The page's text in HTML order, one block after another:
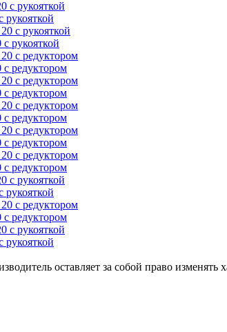
рукояткой
редуктором
редуктором
редуктором
редуктором
редуктором
редуктором
оставляет за собой право изменять